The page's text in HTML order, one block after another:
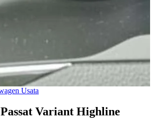
Usata
Variant Highline